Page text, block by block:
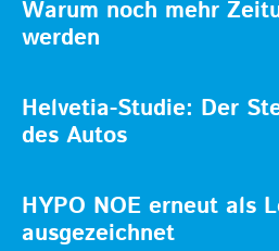
Warum noch mehr
werden
Helvetia-Studie: Der
des Autos
HYPO NOE erneut als
ausgezeichnet